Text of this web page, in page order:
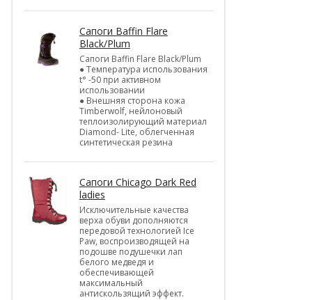
Cапоги Baffin Flare
Black/Plum
Cапоги Baffin Flare Black/Plum
● Температура использования
t° -50 при активном
использовании
● Внешняя сторона кожа
Timberwolf, нейлоновый
теплоизолирующий материал
Diamond- Lite, облегченная
синтетическая резина
Cапоги Chicago Dark Red
ladies
Исключительные качества
верха обуви дополняются
передовой технологией Ice
Paw, воспроизводящей на
подошве подушечки лап
белого медведя и
обеспечивающей
максимальный
антискользящий эффект.